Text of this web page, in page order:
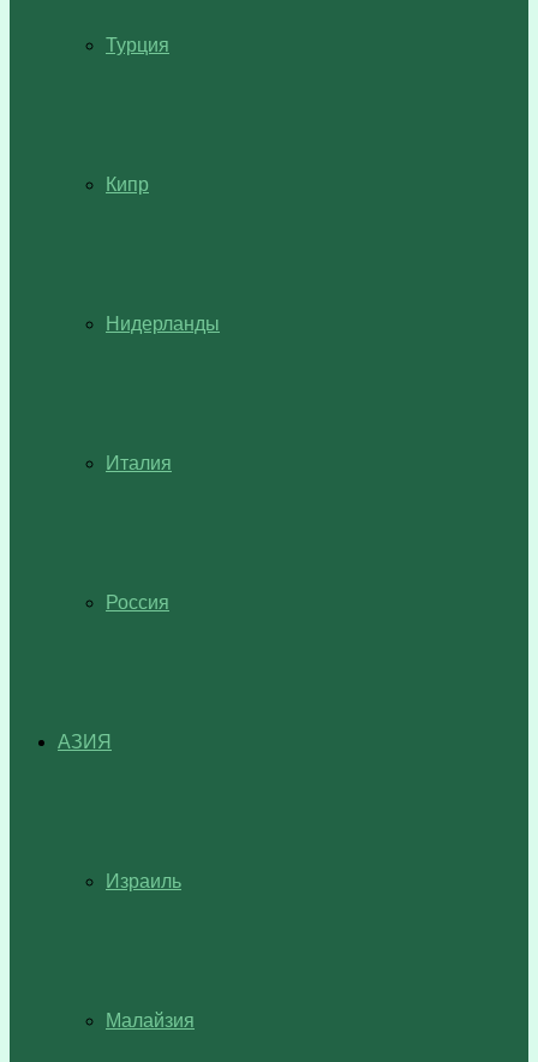
Турция
Кипр
Нидерланды
Италия
Россия
АЗИЯ
Израиль
Малайзия